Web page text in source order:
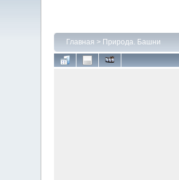
Главная > Природа. Башни